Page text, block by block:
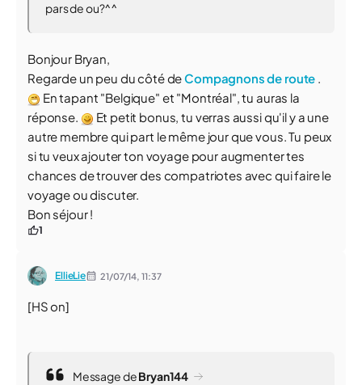
pars de ou?^^
Bonjour Bryan,
Regarde un peu du côté deCompagnons de route .
En tapant "Belgique" et "Montréal", tu auras la
réponse.
Et petit bonus, tu verras aussi qu'il y a une
autre membre qui part le même jour que vous. Tu peux
si tu veux ajouter ton voyage pour augmenter tes
chances de trouver des compatriotes avec qui faire le
voyage ou discuter.
Bon séjour !
1
EllieLie 21/07/14, 11:37
[HS on]
Message deBryan144